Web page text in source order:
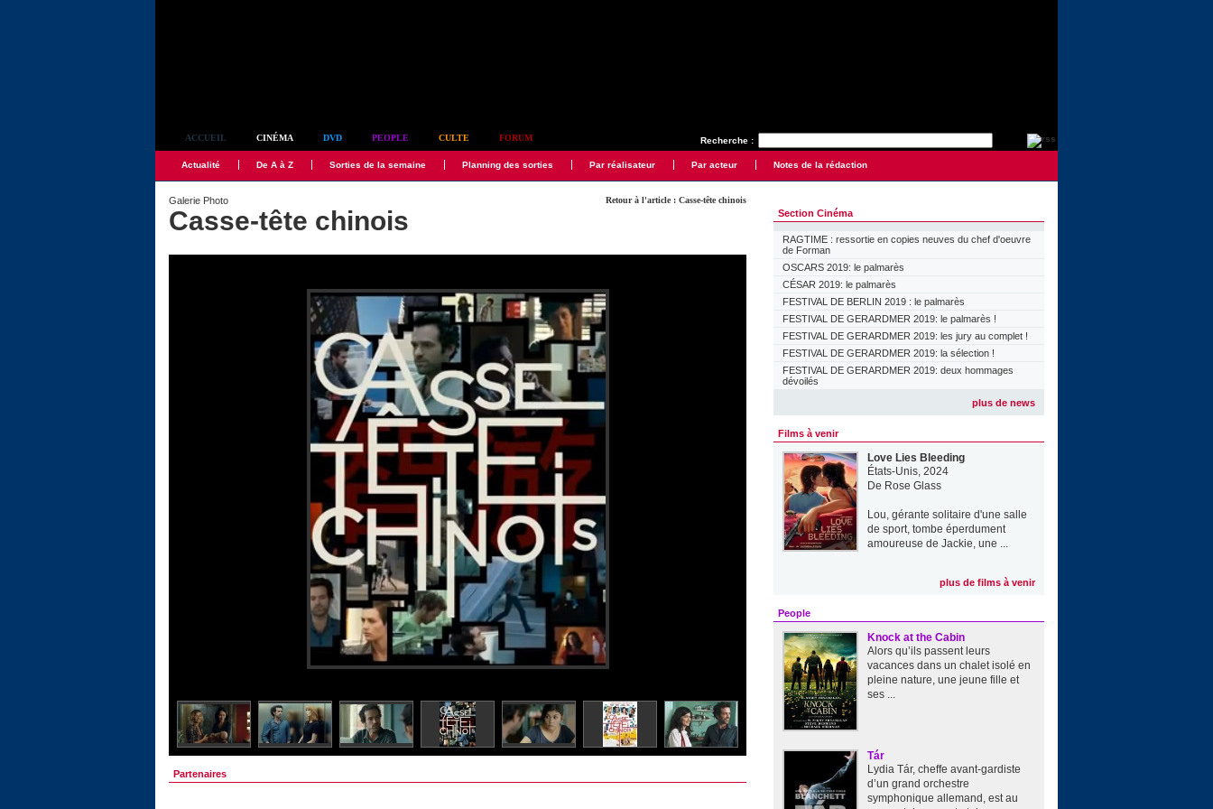
Recherche :
ACCUEIL CINÉMA DVD PEOPLE CULTE FORUM
Actualité De A à Z Sorties de la semaine Planning des sorties Par réalisateur Par acteur Notes de la rédaction
Retour à l'article : Casse-tête chinois
Galerie Photo
Casse-tête chinois
Partenaires
Section Cinéma
RAGTIME : ressortie en copies neuves du chef d'oeuvre
de Forman
OSCARS 2019: le palmarès
CÉSAR 2019: le palmarès
FESTIVAL DE BERLIN 2019 : le palmarès
FESTIVAL DE GERARDMER 2019: le palmarès !
FESTIVAL DE GERARDMER 2019: les jury au complet !
FESTIVAL DE GERARDMER 2019: la sélection !
FESTIVAL DE GERARDMER 2019: deux hommages
dévoilés
plus de news
Films à venir
Love Lies Bleeding
États-Unis, 2024
De Rose Glass
Lou, gérante solitaire d'une salle
de sport, tombe éperdument
amoureuse de Jackie, une ...
plus de films à venir
People
Knock at the Cabin
Alors qu’ils passent leurs
vacances dans un chalet isolé en
pleine nature, une jeune fille et
ses ...
Tár
Lydia Tár, cheffe avant-gardiste
d’un grand orchestre
symphonique allemand, est au